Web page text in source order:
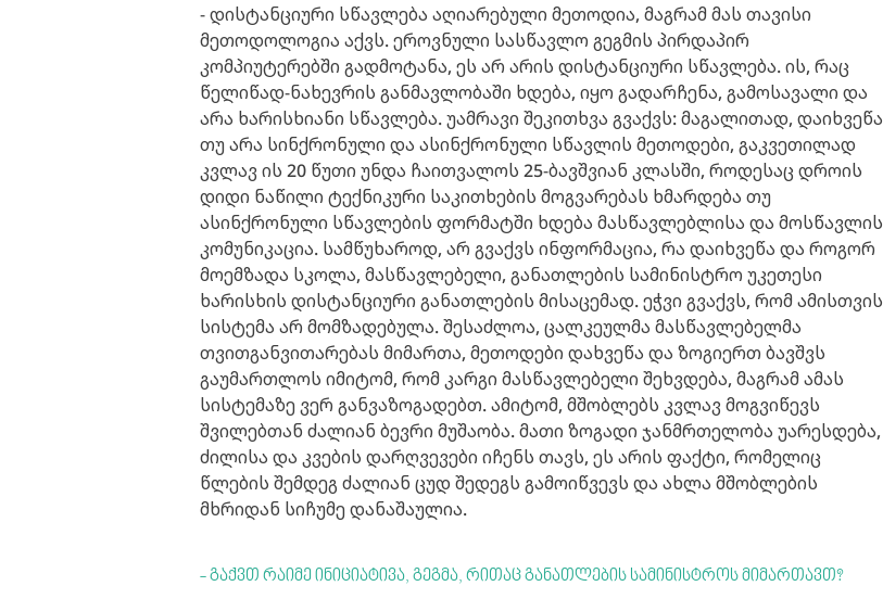
- დისტანციური სწავლება აღიარებული მეთოდია, მაგრამ მას თავისი
მეთოდოლოგია აქვს. ეროვნული სასწავლო გეგმის პირდაპირ
კომპიუტერებში გადმოტანა, ეს არ არის დისტანციური სწავლება. ის, რაც
წელიწად-ნახევრის განმავლობაში ხდება, იყო გადარჩენა, გამოსავალი და
არა ხარისხიანი სწავლება. უამრავი შეკითხვა გვაქვს: მაგალითად, დაიხვეწა
თუ არა სინქრონული და ასინქრონული სწავლის მეთოდები, გაკვეთილად
კვლავ ის 20 წუთი უნდა ჩაითვალოს 25-ბავშვიან კლასში, როდესაც დროის
დიდი ნაწილი ტექნიკური საკითხების მოგვარებას ხმარდება თუ
ასინქრონული სწავლების ფორმატში ხდება მასწავლებლისა და მოსწავლის
კომუნიკაცია. სამწუხაროდ, არ გვაქვს ინფორმაცია, რა დაიხვეწა და როგორ
მოემზადა სკოლა, მასწავლებელი, განათლების სამინისტრო უკეთესი
ხარისხის დისტანციური განათლების მისაცემად. ეჭვი გვაქვს, რომ ამისთვის
სისტემა არ მომზადებულა. შესაძლოა, ცალკეულმა მასწავლებელმა
თვითგანვითარებას მიმართა, მეთოდები დახვეწა და ზოგიერთ ბავშვს
გაუმართლოს იმიტომ, რომ კარგი მასწავლებელი შეხვდება, მაგრამ ამას
სისტემაზე ვერ განვაზოგადებთ. ამიტომ, მშობლებს კვლავ მოგვიწევს
შვილებთან ძალიან ბევრი მუშაობა. მათი ზოგადი ჯანმრთელობა უარესდება,
ძილისა და კვების დარღვევები იჩენს თავს, ეს არის ფაქტი, რომელიც
წლების შემდეგ ძალიან ცუდ შედეგს გამოიწვევს და ახლა მშობლების
მხრიდან სიჩუმე დანაშაულია.
- გაქვთ რაიმე ინიციატივა, გეგმა, რითაც განათლების სამინისტროს მიმართავთ?